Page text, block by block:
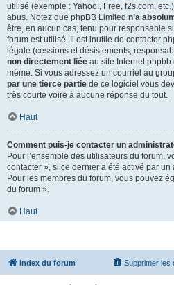
utilisé (exemple : Yahoo!, Free, f2s.com,
abus. Notez que phpBB Limited n’a
être, en aucun cas, tenu pour responsable
forum est utilisé. Il est inutile de contacter
légale (cessions et désistements,
non directement liée au site Internet
même. Si vous adressez un courriel au
par une tierce partie de ce logiciel vous
très courte voire à aucune réponse du tout.
Haut
Comment puis-je contacter un
Pour l’ensemble des utilisateurs du forum,
contacter », si ce dernier a été activé par un
Pour les membres du forum, vous pouvez
du forum ».
Haut
Index du forum Supprimer les